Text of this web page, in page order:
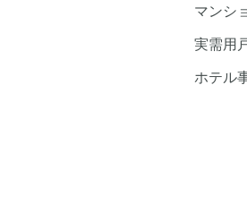
マンシ
実需用
ホテル